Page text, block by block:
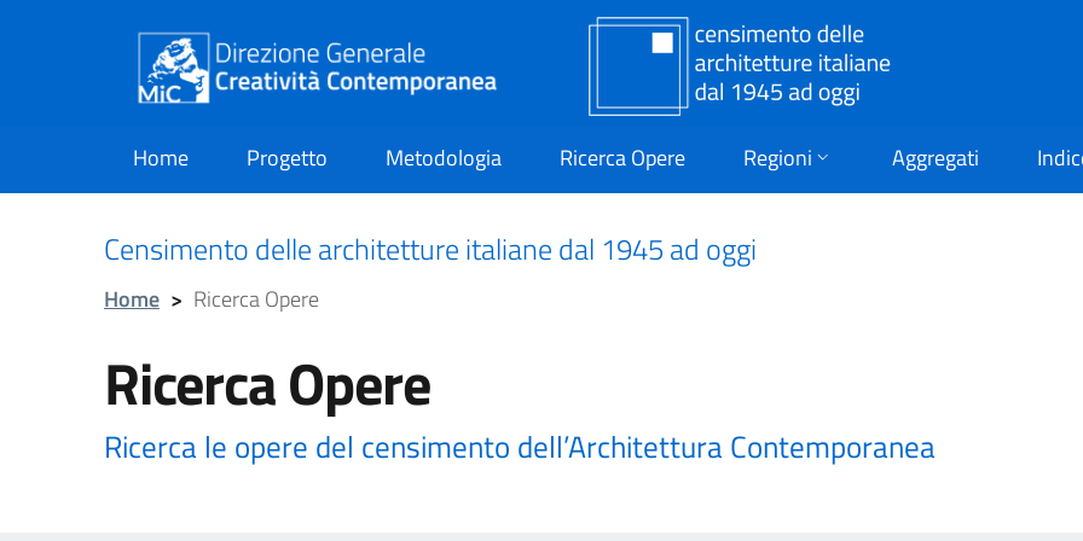
Home
current Progetto Metodologia Ricerca Opere Regioni Aggregati
Censimento delle architetture italiane dal 1945 ad oggi
Home > Ricerca Opere
Ricerca Opere
Ricerca le opere del censimento dell’Architettura Contemporanea